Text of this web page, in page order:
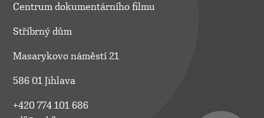
Centrum dokumentárního filmu
Stříbrný dům
Masarykovo náměstí 21
586 01 Jihlava
+420 774 101 686